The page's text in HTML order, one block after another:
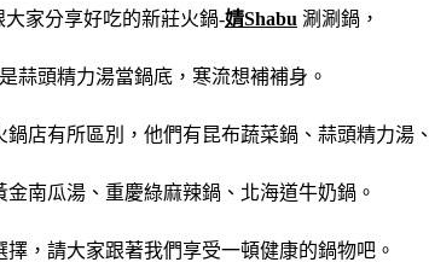
大家分享好吃的新莊火鍋-婧Shabu 涮涮鍋，
蒜頭精力湯當鍋底，寒流想補補身。
鍋店有所區別，他們有昆布蔬菜鍋、蒜頭精力湯、
金南瓜湯、重慶綠麻辣鍋、北海道牛奶鍋。
擇，請大家跟著我們享受一頓健康的鍋物吧。